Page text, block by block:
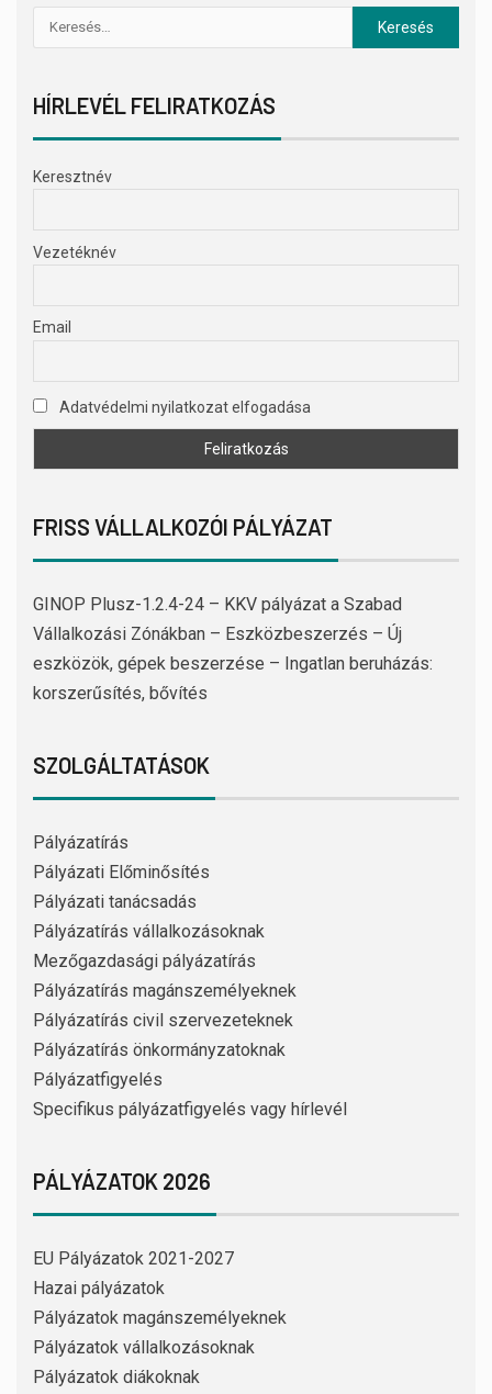
HÍRLEVÉL FELIRATKOZÁS
Keresztnév
Vezetéknév
Email
Adatvédelmi nyilatkozat elfogadása
FRISS VÁLLALKOZÓI PÁLYÁZAT
GINOP Plusz-1.2.4-24 – KKV pályázat a Szabad
Vállalkozási Zónákban – Eszközbeszerzés – Új
eszközök, gépek beszerzése – Ingatlan beruházás:
korszerűsítés, bővítés
SZOLGÁLTATÁSOK
Pályázatírás
Pályázati Előminősítés
Pályázati tanácsadás
Pályázatírás vállalkozásoknak
Mezőgazdasági pályázatírás
Pályázatírás magánszemélyeknek
Pályázatírás civil szervezeteknek
Pályázatírás önkormányzatoknak
Pályázatfigyelés
Specifikus pályázatfigyelés vagy hírlevél
PÁLYÁZATOK 2026
EU Pályázatok 2021-2027
Hazai pályázatok
Pályázatok magánszemélyeknek
Pályázatok vállalkozásoknak
Pályázatok diákoknak